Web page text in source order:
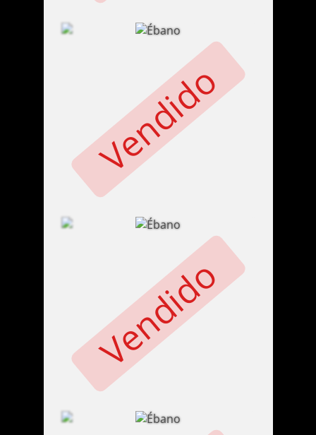
Vendido
Vendido